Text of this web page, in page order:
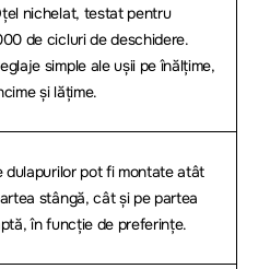
nichelat, testat pentru
de cicluri de deschidere.
simple ale ușii pe înălțime,
și lățime.
dulapurilor pot fi montate atât
stângă, cât și pe partea
în funcție de preferințe.